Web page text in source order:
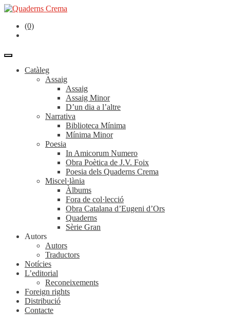
(0)
Catàleg
Assaig
Assaig
Assaig Minor
D’un dia a l’altre
Narrativa
Biblioteca Mínima
Mínima Minor
Poesia
In Amicorum Numero
Obra Poètica de J.V. Foix
Poesia dels Quaderns Crema
Miscel·lània
Àlbums
Fora de col·lecció
Obra Catalana d’Eugeni d’Ors
Quaderns
Sèrie Gran
Autors
Autors
Traductors
Notícies
L’editorial
Reconeixements
Foreign rights
Distribució
Contacte